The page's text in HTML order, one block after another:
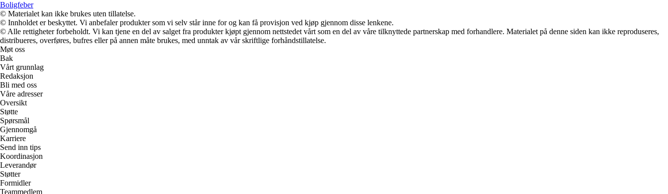
Boligfeber
© Materialet kan ikke brukes uten tillatelse.
© Innholdet er beskyttet. Vi anbefaler produkter som vi selv står inne for og kan få provisjon ved kjøp gjennom disse lenkene.
© Alle rettigheter forbeholdt. Vi kan tjene en del av salget fra produkter kjøpt gjennom nettstedet vårt som en del av våre tilknyttede partnerskap med forhandlere. Materialet på denne siden kan ikke reproduseres,
distribueres, overføres, bufres eller på annen måte brukes, med unntak av vår skriftlige forhåndstillatelse.
Møt oss
Bak
Vårt grunnlag
Redaksjon
Bli med oss
Våre adresser
Oversikt
Støtte
Spørsmål
Gjennomgå
Karriere
Send inn tips
Koordinasjon
Leverandør
Støtter
Formidler
Teammedlem